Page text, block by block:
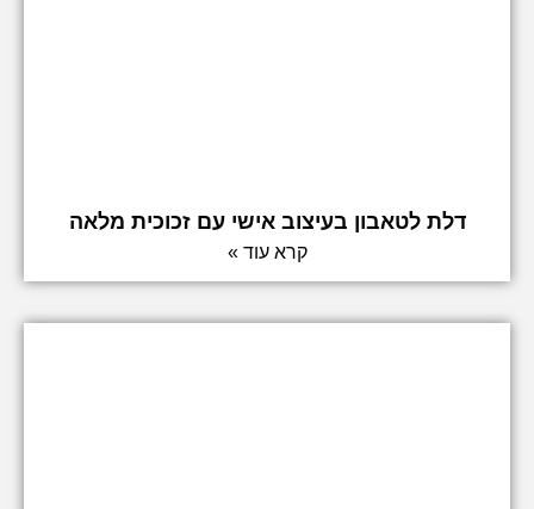
דלת לטאבון בעיצוב אישי עם זכוכית מלאה
קרא עוד »